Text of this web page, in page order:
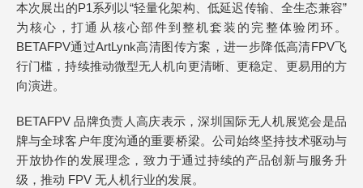
本次展出的P1系列以“轻量化架构、低延迟传输、全生态兼容”
为核心，打通从核心部件到整机套装的完整体验闭环。
BETAFPV通过ArtLynk高清图传方案，进一步降低高清FPV飞
行门槛，持续推动微型无人机向更清晰、更稳定、更易用的方
向演进。
BETAFPV 品牌负责人高庆表示，深圳国际无人机展览会是品
牌与全球客户年度沟通的重要桥梁。公司始终坚持技术驱动与
开放协作的发展理念，致力于通过持续的产品创新与服务升
级，推动 FPV 无人机行业的发展。